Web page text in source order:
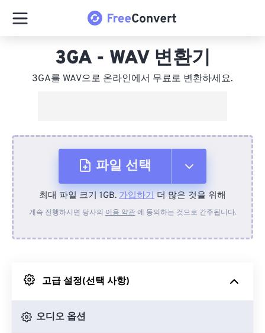
3GA - WAV 변환기
3GA를 WAV으로 온라인에서 무료로 변환하세요.
파일 선택
장치에서
Google 드라이브에서
최대 파일 크기 1GB. 가입하기 더 많은 것을 위해
계속 진행하시면 당사의 이용 약관에 동의하는 것으로 간주됩니다.
고급 설정(선택 사항)
오디오 옵션